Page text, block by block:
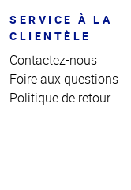
SERVICE À LA
CLIENTÈLE
Contactez-nous
Foire aux questions
Politique de retour